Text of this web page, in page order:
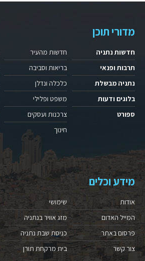
מדורי תוכן
חדשות נתניה
תרבות ופנאי
נתניה מבשלת
בלוגים ודעות
ספורט
חדשות מהעיר
בריאות וסביבה
כלכלה ונדלן
משפט ופלילי
צרכנות ועסקים
חינוך
מידע וכלים
אודות
המייל האדום
פרסום באתר
צור קשר
שימושי
מזג אוויר בנתניה
כניסת שבת נתניה
בית מרקחת תורן